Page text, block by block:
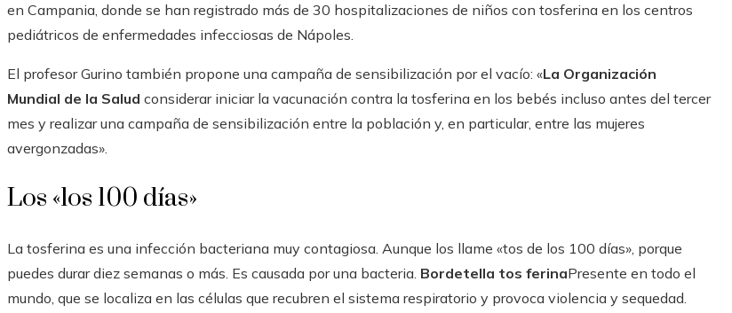
en Campania, donde se han registrado más de 30 hospitalizaciones de niños con tosferina en los centros
pediátricos de enfermedades infecciosas de Nápoles.
El profesor Gurino también propone una campaña de sensibilización por el vacío: «La Organización
Mundial de la Salud considerar iniciar la vacunación contra la tosferina en los bebés incluso antes del tercer
mes y realizar una campaña de sensibilización entre la población y, en particular, entre las mujeres
avergonzadas».
Los «los 100 días»
La tosferina es una infección bacteriana muy contagiosa. Aunque los llame «tos de los 100 días», porque
puedes durar diez semanas o más. Es causada por una bacteria. Bordetella tos ferinaPresente en todo el
mundo, que se localiza en las células que recubren el sistema respiratorio y provoca violencia y sequedad.